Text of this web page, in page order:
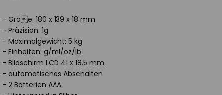
- Gröe: 180 x 139 x 18 mm
- Präzision: 1g
- Maximalgewicht: 5 kg
- Einheiten: g/ml/oz/lb
- Bildschirm LCD 41 x 18.5 mm
- automatisches Abschalten
- 2 Batterien AAA